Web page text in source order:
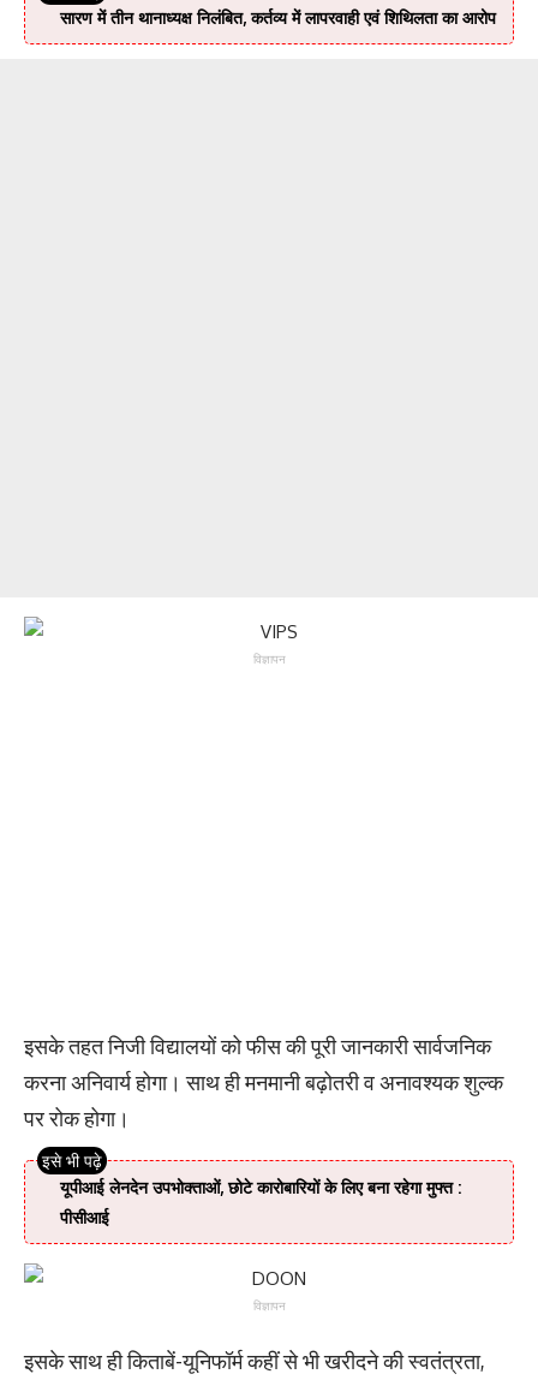
सारण में तीन थानाध्यक्ष निलंबित, कर्तव्य में लापरवाही एवं शिथिलता का आरोप
विज्ञापन
इसके तहत निजी विद्यालयों को फीस की पूरी जानकारी सार्वजनिक
करना अनिवार्य होगा। साथ ही मनमानी बढ़ोतरी व अनावश्यक शुल्क
पर रोक होगा।
यूपीआई लेनदेन उपभोक्ताओं, छोटे कारोबारियों के लिए बना रहेगा मुफ्त :
पीसीआई
विज्ञापन
इसके साथ ही किताबें-यूनिफॉर्म कहीं से भी खरीदने की स्वतंत्रता,